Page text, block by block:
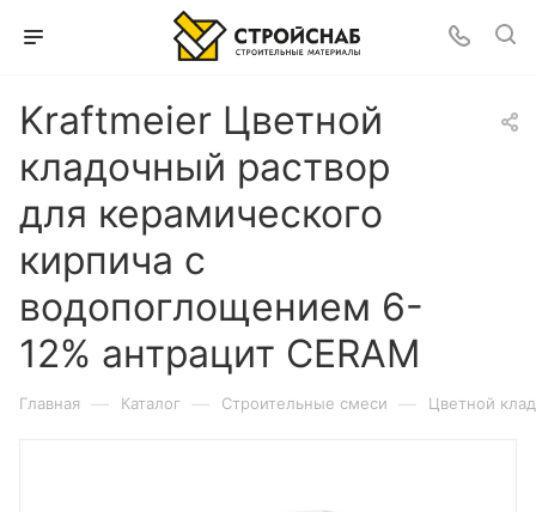
Kraftmeier Цветной
кладочный раствор
для керамического
кирпича с
водопоглощением 6-
12% антрацит CERAM
Главная — Каталог — Строительные смеси — Цветной